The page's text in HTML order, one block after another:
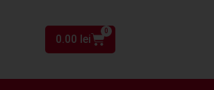
0.00 lei
0